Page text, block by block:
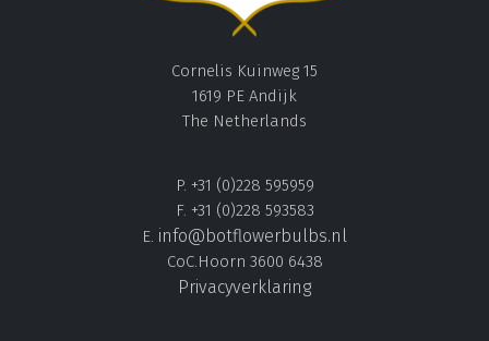
Cornelis Kuinweg 15
1619 PE Andijk
The Netherlands
P. +31 (0)228 595959
F. +31 (0)228 593583
E. info@botflowerbulbs.nl
CoC.Hoorn 3600 6438
Privacyverklaring